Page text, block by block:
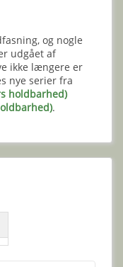
og nogle
udgået af
ikke længere er
nye serier fra
holdbarhed)
.